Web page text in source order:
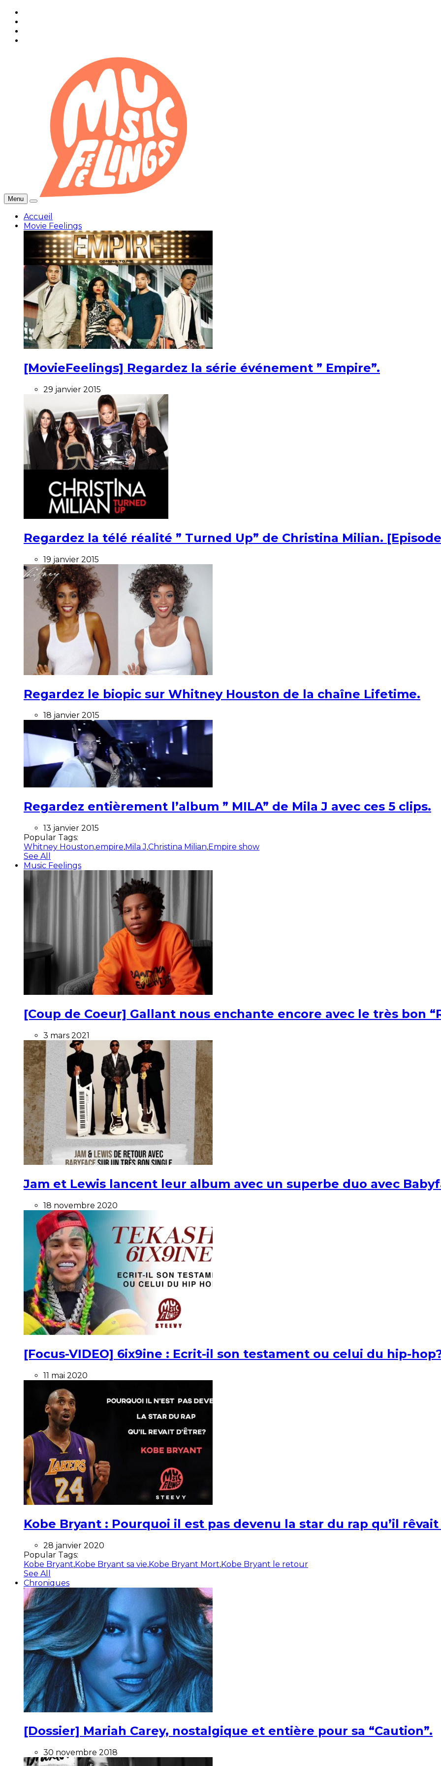
Menu
Accueil
Movie Feelings
[MovieFeelings] Regardez la série événement ” Empire”.
29 janvier 2015
Regardez la télé réalité ” Turned Up” de Christina Milian.
19 janvier 2015
Regardez le biopic sur Whitney Houston de la chaîne Lifetime.
18 janvier 2015
Regardez entièrement l’album ” MILA” de Mila J avec ces 5 clips.
13 janvier 2015
Popular Tags:
Whitney Houston,empire,Mila J,Christina Milian,Empire show
See All
Music Feelings
[Coup de Coeur] Gallant nous enchante encore avec le très bon
3 mars 2021
Jam et Lewis lancent leur album avec un superbe duo avec
18 novembre 2020
[Focus-VIDEO] 6ix9ine : Ecrit-il son testament ou celui du hip-
11 mai 2020
Kobe Bryant : Pourquoi il est pas devenu la star du rap qu’il rêvait
28 janvier 2020
Popular Tags:
Kobe Bryant,Kobe Bryant sa vie,Kobe Bryant Mort,Kobe Bryant le retour
See All
Chroniques
[Dossier] Mariah Carey, nostalgique et entière pour sa “Caution”.
30 novembre 2018